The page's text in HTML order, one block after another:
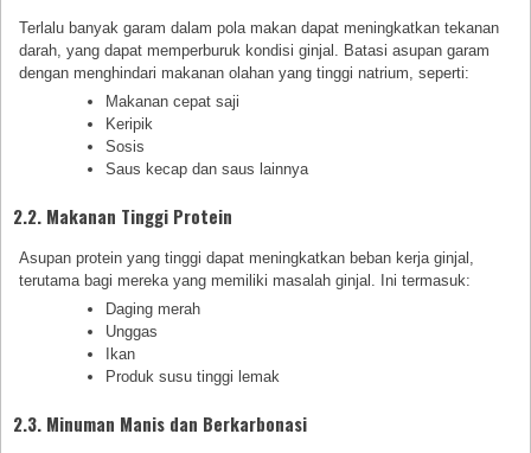
Terlalu banyak garam dalam pola makan dapat meningkatkan tekanan
darah, yang dapat memperburuk kondisi ginjal. Batasi asupan garam
dengan menghindari makanan olahan yang tinggi natrium, seperti:
Makanan cepat saji
Keripik
Sosis
Saus kecap dan saus lainnya
2.2. Makanan Tinggi Protein
Asupan protein yang tinggi dapat meningkatkan beban kerja ginjal,
terutama bagi mereka yang memiliki masalah ginjal. Ini termasuk:
Daging merah
Unggas
Ikan
Produk susu tinggi lemak
2.3. Minuman Manis dan Berkarbonasi